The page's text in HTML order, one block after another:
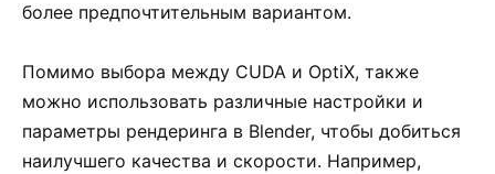
более предпочтительным вариантом.
Помимо выбора между CUDA и OptiX, также
можно использовать различные настройки и
параметры рендеринга в Blender, чтобы добиться
наилучшего качества и скорости. Например,